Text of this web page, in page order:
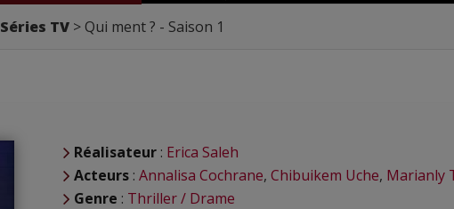
Séries TV Qui ment ? - Saison 1
Réalisateur : Erica Saleh
Acteurs : Annalisa Cochrane, Chibuikem Uche, Marianly
Genre : Thriller / Drame